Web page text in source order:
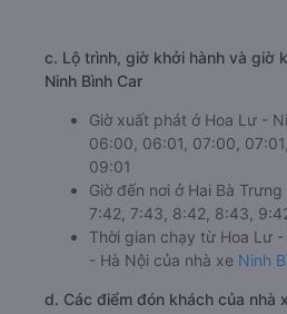
c. Lộ trình, giờ khởi hành và giờ
Ninh Bình Car
Giờ xuất phát ở Hoa Lư -
06:00, 06:01, 07:00,
09:01
Giờ đến nơi ở Hai Bà
7:42, 7:43, 8:42, 8:43,
Thời gian chạy từ Hoa Lư
- Hà Nội của nhà xe Ninh
d. Các điểm đón khách của nhà